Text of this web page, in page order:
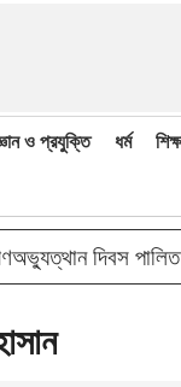
ও প্রযুক্তি ধর্ম
দিবস পালিত double_arrow